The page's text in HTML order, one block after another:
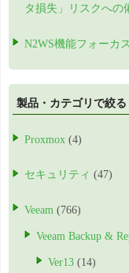
タ損失」リスクへの
N2WS機能フォーカ
製品・カテゴリで絞る
Proxmox (4)
セキュリティ (47)
Veeam (766)
Veeam Backup &
Ver13 (14)